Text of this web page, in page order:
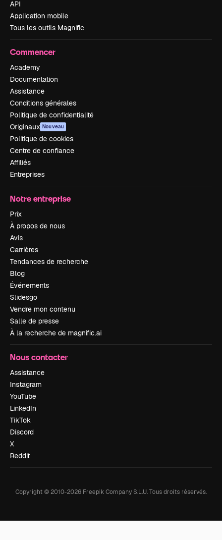
API
Application mobile
Tous les outils Magnific
Commencer
Academy
Documentation
Assistance
Conditions générales
Politique de confidentialité
Originaux Nouveau
Politique de cookies
Centre de confiance
Affiliés
Entreprises
Notre entreprise
Prix
À propos de nous
Avis
Carrières
Tendances de recherche
Blog
Événements
Slidesgo
Vendre mon contenu
Salle de presse
À la recherche de magnific.ai
Nous contacter
Assistance
Instagram
YouTube
LinkedIn
TikTok
Discord
X
Reddit
Copyright © 2010-2026 Freepik Company S.L.U.Tous droits réservés.